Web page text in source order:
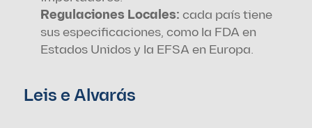
Regulaciones Locales: cada país tiene
sus especificaciones, como la FDA en
Estados Unidos y la EFSA en Europa.
Leis e Alvarás